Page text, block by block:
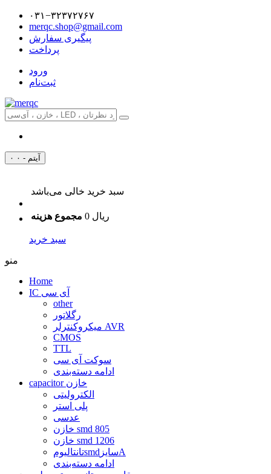
۰۳۱−۳۲۳۷۲۷۶۷
merqc.shop@gmail.com
پیگیری سفارش
پرداخت
ورود
ثبت‌نام
۰ آیتم - ۰
سبد خرید خالی می‌باشد
مجموع هزینه 0 ریال
سبد خرید
منو
Home
IC آی سی
other
رگلاتور
میکروکنترلر AVR
CMOS
TTL
سوکت آی سی
ادامه دسته‌بندی
capacitor خازن
الکترولیتی
پلی استر
عدسی
خازن smd 805
خازن smd 1206
تانتالیومsmdسایزA
ادامه دسته‌بندی